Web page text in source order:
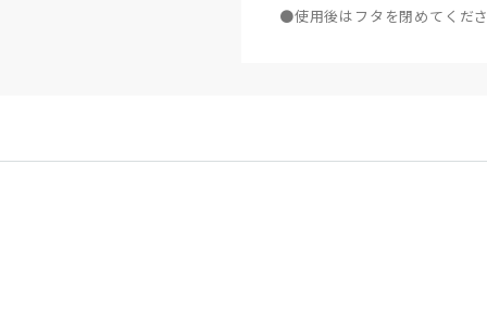
●使用後はフタを閉めてくだ